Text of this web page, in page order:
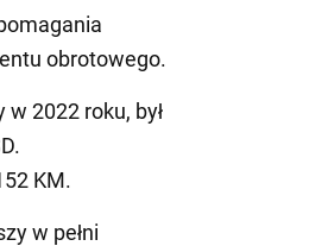
obrotowego.
2022 roku, był
KM.
w pełni